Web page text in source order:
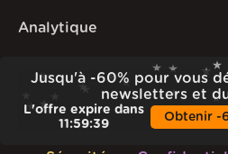
Jusqu'à -60% pour vous
newsletters et
L'offre expire dans
11:59:38
Obtenir -
Analytique